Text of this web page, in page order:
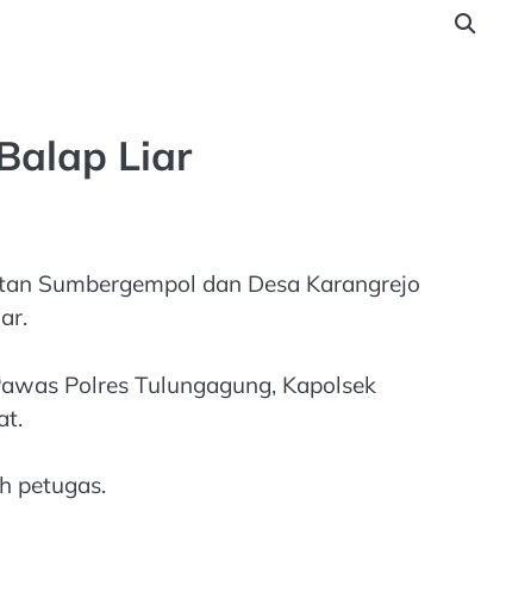
Liar
Sumbergempol dan Desa Karangrejo
Polres Tulungagung, Kapolsek
petugas.